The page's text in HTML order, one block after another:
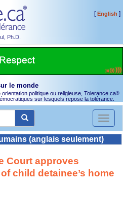
Ph.D.
[English ]
le monde
politique ou religieuse, Tolerance.ca®
sur lesquels repose la tolérance.
Toggle
(anglais seulement)
Court approves
child detainee’s home